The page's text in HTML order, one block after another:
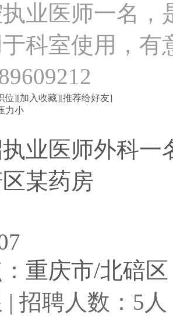
业医师一名
科室使用，
位][加入收藏][推荐给好友]
力小
业医师外科一
某药房
重庆市/北碚区
| 招聘人数：5